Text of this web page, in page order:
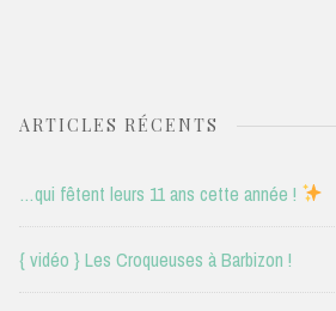
ARTICLES RÉCENTS
…qui fêtent leurs 11 ans cette année !
{ vidéo } Les Croqueuses à Barbizon !